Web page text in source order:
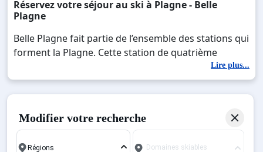
Bons plans
Réservez votre séjour au ski à Plagne - Belle
Plagne
Belle Plagne fait partie de l’ensemble des stations qui
forment la Plagne. Cette station de quatrième
génération a vu le jour en 1981 lors d’un retour aux
sources de la région. En effet, la Plagne et ses
stations affiliées avaient été construites selon des
Lorsque Belle Plagne a été conçue, son architecte,
Lire plus...
Modifier votre recherche
Domaines skiables